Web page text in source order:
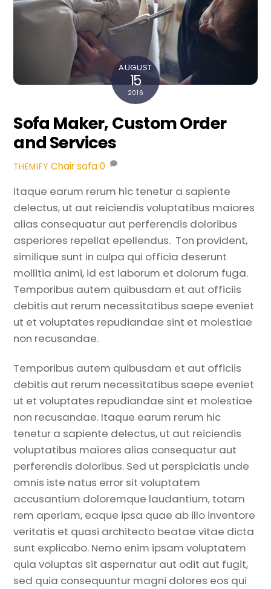
AUGUST
15
2016
Sofa Maker, Custom Order
and Services
THEMIFY Chairsofa0
Itaque earum rerum hic tenetur a sapiente
delectus, ut aut reiciendis voluptatibus maiores
alias consequatur aut perferendis doloribus
asperiores repellat epellendus. Ton provident,
similique sunt in culpa qui officia deserunt
mollitia animi, id est laborum et dolorum fuga.
Temporibus autem quibusdam et aut officiis
debitis aut rerum necessitatibus saepe eveniet
ut et voluptates repudiandae sint et molestiae
non recusandae.
Temporibus autem quibusdam et aut officiis
debitis aut rerum necessitatibus saepe eveniet
ut et voluptates repudiandae sint et molestiae
non recusandae. Itaque earum rerum hic
tenetur a sapiente delectus, ut aut reiciendis
voluptatibus maiores alias consequatur aut
perferendis doloribus. Sed ut perspiciatis unde
omnis iste natus error sit voluptatem
accusantium doloremque laudantium, totam
rem aperiam, eaque ipsa quae ab illo inventore
veritatis et quasi architecto beatae vitae dicta
sunt explicabo. Nemo enim ipsam voluptatem
quia voluptas sit aspernatur aut odit aut fugit,
sed quia consequuntur magni dolores eos qui